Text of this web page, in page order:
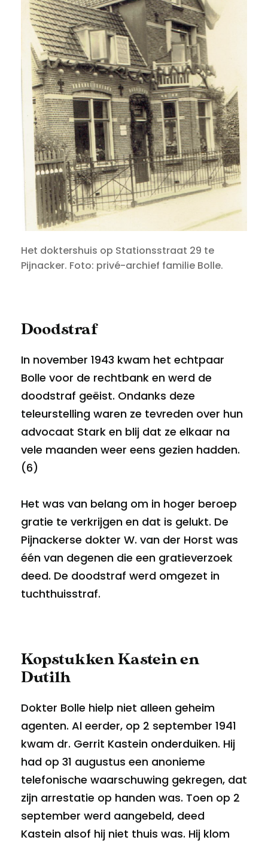
Het doktershuis op Stationsstraat 29 te
Pijnacker. Foto: privé-archief familie Bolle.
Doodstraf
In november 1943 kwam het echtpaar
Bolle voor de rechtbank en werd de
doodstraf geëist. Ondanks deze
teleurstelling waren ze tevreden over hun
advocaat Stark en blij dat ze elkaar na
vele maanden weer eens gezien hadden.
(6)
Het was van belang om in hoger beroep
gratie te verkrijgen en dat is gelukt. De
Pijnackerse dokter W. van der Horst was
één van degenen die een gratieverzoek
deed. De doodstraf werd omgezet in
tuchthuisstraf.
Kopstukken Kastein en
Dutilh
Dokter Bolle hielp niet alleen geheim
agenten. Al eerder, op 2 september 1941
kwam dr. Gerrit Kastein onderduiken. Hij
had op 31 augustus een anonieme
telefonische waarschuwing gekregen, dat
zijn arrestatie op handen was. Toen op 2
september werd aangebeld, deed
Kastein alsof hij niet thuis was. Hij klom